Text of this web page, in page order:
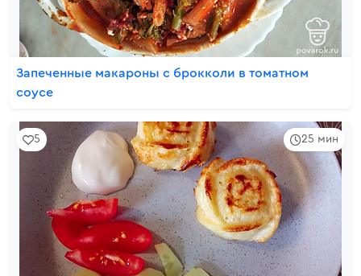
Запеченные макароны с брокколи в томатном
соусе
25 мин
5